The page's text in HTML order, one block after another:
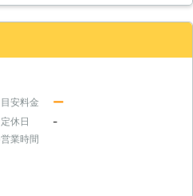
目安料金 ー
定休日 -
営業時間